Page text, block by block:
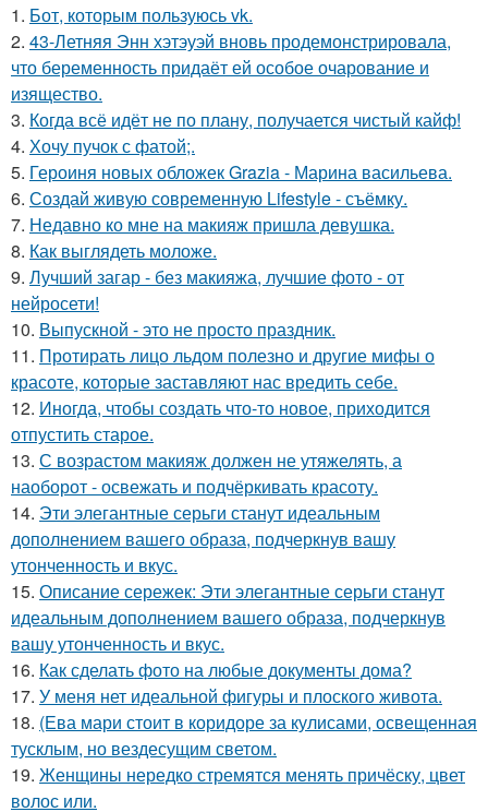
1. Бот, которым пользуюсь vk.
2. 43-Летняя Энн хэтэуэй вновь продемонстрировала,
что беременность придаёт ей особое очарование и
изящество.
3. Когда всё идёт не по плану, получается чистый кайф!
4. Хочу пучок с фатой;.
5. Героиня новых обложек Grazia - Марина васильева.
6. Создай живую современную Lifestyle - съёмку.
7. Недавно ко мне на макияж пришла девушка.
8. Как выглядеть моложе.
9. Лучший загар - без макияжа, лучшие фото - от
нейросети!
10. Выпускной - это не просто праздник.
11. Протирать лицо льдом полезно и другие мифы о
красоте, которые заставляют нас вредить себе.
12. Иногда, чтобы создать что-то новое, приходится
отпустить старое.
13. С возрастом макияж должен не утяжелять, а
наоборот - освежать и подчёркивать красоту.
14. Эти элегантные серьги станут идеальным
дополнением вашего образа, подчеркнув вашу
утонченность и вкус.
15. Описание сережек: Эти элегантные серьги станут
идеальным дополнением вашего образа, подчеркнув
вашу утонченность и вкус.
16. Как сделать фото на любые документы дома?
17. У меня нет идеальной фигуры и плоского живота.
18. (Ева мари стоит в коридоре за кулисами, освещенная
тусклым, но вездесущим светом.
19. Женщины нередко стремятся менять причёску, цвет
волос или.